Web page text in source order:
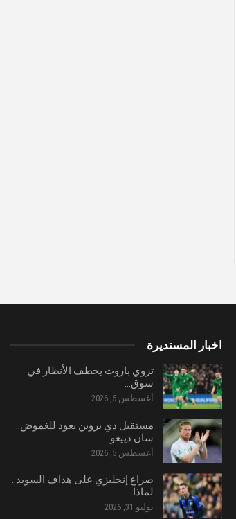
اخبار المستديرة
تروي باروت يخطف الأنظار في
سوق…
أغسطس 5, 2026
مستقبل دي بروين يعود للغموض..
سان دييغو…
أغسطس 5, 2026
صراع إنجليزي على هداف السويد..
لماذا…
يوليو 31, 2026